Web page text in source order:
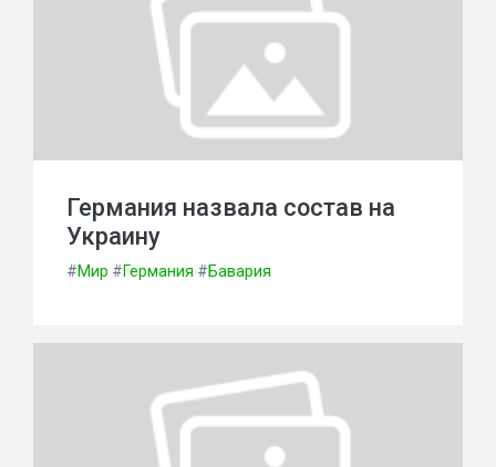
Германия назвала состав на
Украину
#Мир #Германия #Бавария